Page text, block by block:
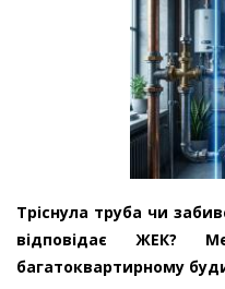
Тріснула труба чи
відповідає ЖЕК?
багатоквартирному